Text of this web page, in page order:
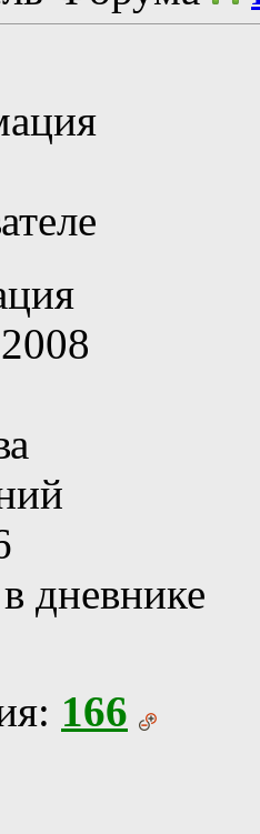
дневнике
166